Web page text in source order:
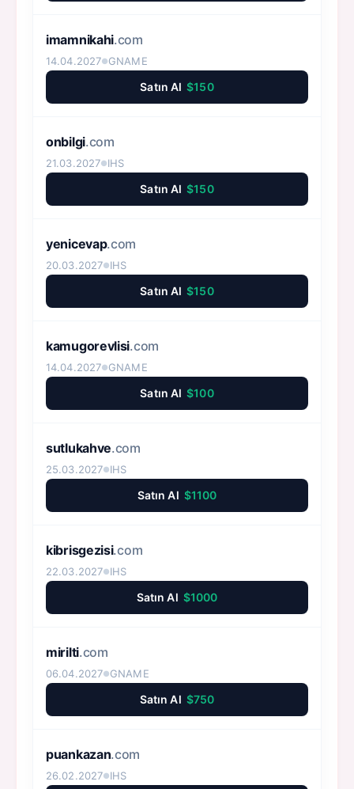
imamnikahi.com
14.04.2027●GNAME
Satın Al $150
onbilgi.com
21.03.2027●IHS
Satın Al $150
yenicevap.com
20.03.2027●IHS
Satın Al $150
kamugorevlisi.com
14.04.2027●GNAME
Satın Al $100
sutlukahve.com
25.03.2027●IHS
Satın Al $1100
kibrisgezisi.com
22.03.2027●IHS
Satın Al $1000
mirilti.com
06.04.2027●GNAME
Satın Al $750
puankazan.com
26.02.2027●IHS